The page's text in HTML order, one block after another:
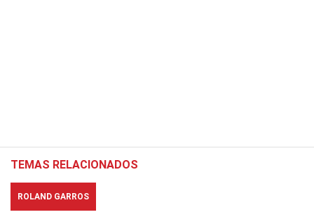
TEMAS RELACIONADOS
ROLAND GARROS